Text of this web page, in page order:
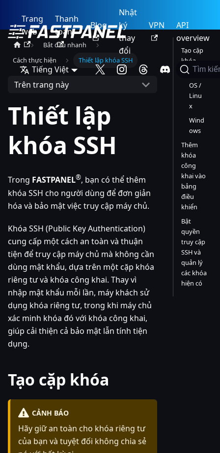
Trang
web
Thanh
toán
Blog
Nhật
ký
thay
đổi
VPN
API
overview
Tiếng Việt Tìm
Bắt đầu nhanh
Cách thực hiện
Thiết lập khóa SSH
Trên trang này
Thiết lập
khóa SSH
Trong FASTPANEL®, bạn có thể thêm
khóa SSH cho người dùng để đơn giản
hóa và bảo mật việc truy cập máy chủ.
Khóa SSH (Public Key Authentication)
cung cấp một cách an toàn và thuận
tiện để truy cập máy chủ mà không cần
dùng mật khẩu, dựa trên một cặp khóa
riêng tư và khóa công khai. Thay vì
nhập mật khẩu mỗi lần, máy khách sử
dụng khóa riêng tư, trong khi máy chủ
xác minh khóa đó với khóa công khai,
giúp cải thiện cả bảo mật lẫn tính tiện
dụng.
Tạo cặp khóa
CẢNH BÁO
Hãy giữ an toàn cho khóa riêng tư
của bạn và tuyệt đối không chia sẻ
Tạo cặp
khóa
mac
OS /
Linu
x
Wind
ows
Thêm
khóa
công
khai vào
bảng
điều
khiển
Bật
quyền
truy cập
SSH và
quản lý
các khóa
hiện có